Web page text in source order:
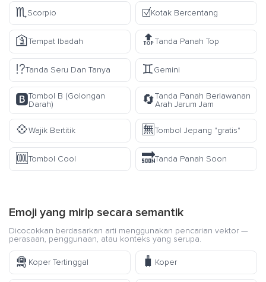
♏Scorpio ☑️Kotak Bercentang
🛐Tempat Ibadah 🔝Tanda Panah Top
⁉️Tanda Seru Dan Tanya ♊Gemini
🅱️Tombol B (Golongan
Darah)
🔄Tanda Panah Berlawanan
Arah Jarum Jam
💠Wajik Bertitik 🈚Tombol Jepang "gratis"
🆒Tombol Cool 🔜Tanda Panah Soon
Emoji yang mirip secara semantik
Dicocokkan berdasarkan arti menggunakan pencarian vektor —
perasaan, penggunaan, atau konteks yang serupa.
🛅 Koper Tertinggal 🧳 Koper